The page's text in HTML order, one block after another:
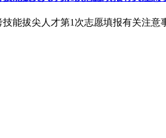
能拔尖人才第1次志愿填报有关注意